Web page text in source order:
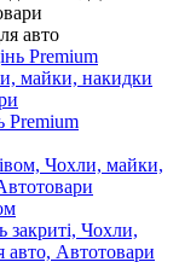
авто
Premium